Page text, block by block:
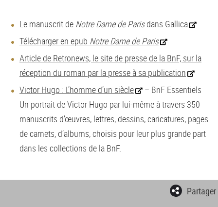
Le manuscrit de Notre Dame de Parisdans Gallica
Télécharger en epub Notre Dame de Paris
Article de Retronews, le site de presse de la BnF, sur la
réception du roman par la presse à sa publication
Victor Hugo : L’homme d’un siècle
– BnF Essentiels
Un portrait de Victor Hugo par lui-même à travers 350
manuscrits d’œuvres, lettres, dessins, caricatures, pages
de carnets, d’albums, choisis pour leur plus grande part
dans les collections de la BnF.
Partager